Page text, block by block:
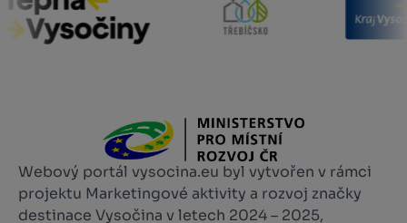
Webový portál vysocina.eu byl vytvořen v rámci
projektu Marketingové aktivity a rozvoj značky
destinace Vysočina v letech 2024 – 2025,